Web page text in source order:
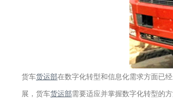
货车货运部在数字化转型和信息化需求方面已
展，货车货运部需要适应并掌握数字化转型的方